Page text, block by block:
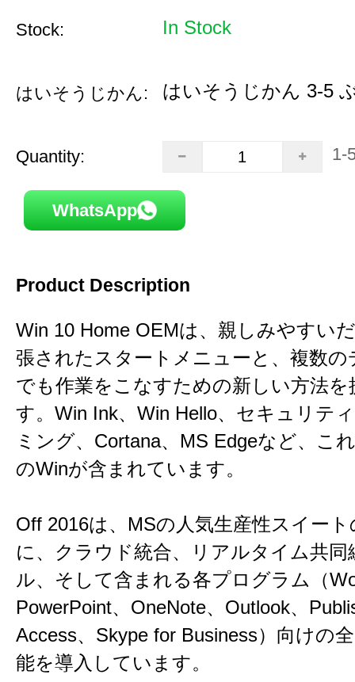
Stock: In Stock
はいそうじかん: はいそうじかん 3-5
Quantity: 1-
WhatsApp
Product Description
Win 10 Home OEMは、親しみやすい
張されたスタートメニューと、複数の
でも作業をこなすための新しい方法を
す。Win Ink、Win Hello、セキュリテ
ミング、Cortana、MS Edgeなど、こ
のWinが含まれています。
Off 2016は、MSの人気生産性スイー
に、クラウド統合、リアルタイム共同
ル、そして含まれる各プログラム（
PowerPoint、OneNote、Outlook、
Access、Skype for Business）向けの
能を導入しています。